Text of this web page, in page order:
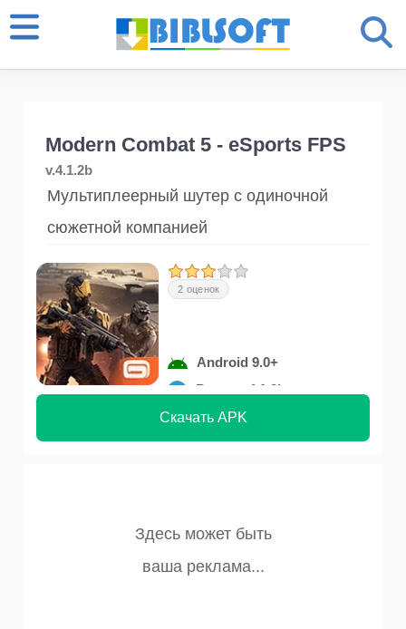
Modern Combat 5 - eSports FPS
v.4.1.2b
Мультиплеерный шутер с одиночной
сюжетной компанией
2 оценок
Android 9.0+
Версия 4.1.2b
Скачать APK